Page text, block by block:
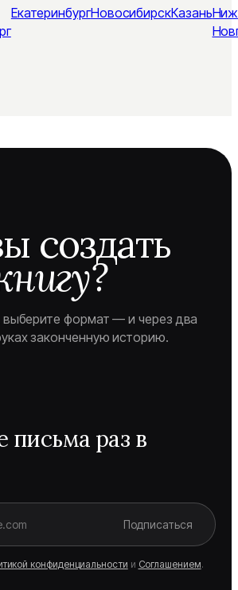
ЕкатеринбургНовосибирскКазань
создать
выберите формат — и через два
законченную историю.
письма раз в
Подписаться
конфиденциальности и Соглашением.